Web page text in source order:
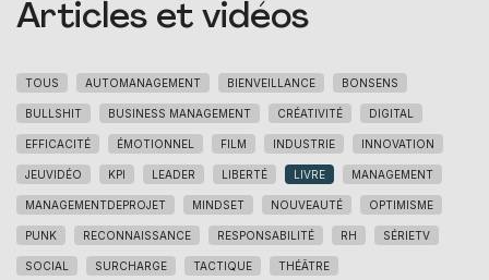
Articles et vidéos
TOUS AUTOMANAGEMENT BIENVEILLANCE BONSENS
BULLSHIT BUSINESS MANAGEMENT CRÉATIVITÉ DIGITAL
EFFICACITÉ ÉMOTIONNEL FILM INDUSTRIE INNOVATION
JEUVIDÉO KPI LEADER LIBERTÉ LIVRE MANAGEMENT
MANAGEMENTDEPROJET MINDSET NOUVEAUTÉ OPTIMISME
PUNK RECONNAISSANCE RESPONSABILITÉ RH SÉRIETV
SOCIAL SURCHARGE TACTIQUE THÉÂTRE